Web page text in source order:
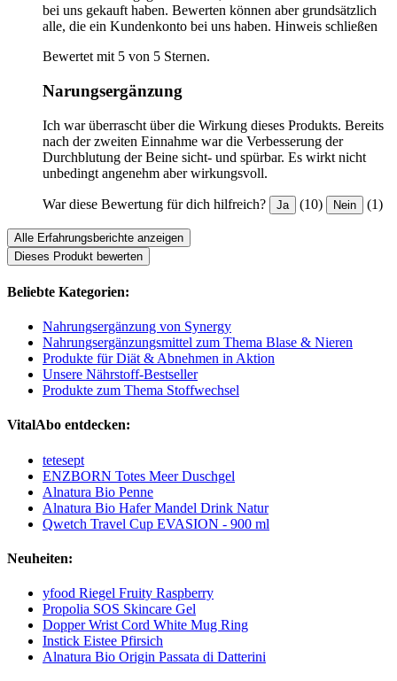
bei uns gekauft haben. Bewerten können aber grundsätzlich
alle, die ein Kundenkonto bei uns haben. Hinweis schließen
Bewertet mit 5 von 5 Sternen.
Narungsergänzung
Ich war überrascht über die Wirkung dieses Produkts. Bereits
nach der zweiten Einnahme war die Verbesserung der
Durchblutung der Beine sicht- und spürbar. Es wirkt nicht
unbedingt angenehm aber wirkungsvoll.
War diese Bewertung für dich hilfreich? Ja (10) Nein (1)
Alle Erfahrungsberichte anzeigen
Dieses Produkt bewerten
Beliebte Kategorien:
Nahrungsergänzung von Synergy
Nahrungsergänzungsmittel zum Thema Blase & Nieren
Produkte für Diät & Abnehmen in Aktion
Unsere Nährstoff-Bestseller
Produkte zum Thema Stoffwechsel
VitalAbo entdecken:
tetesept
ENZBORN Totes Meer Duschgel
Alnatura Bio Penne
Alnatura Bio Hafer Mandel Drink Natur
Qwetch Travel Cup EVASION - 900 ml
Neuheiten:
yfood Riegel Fruity Raspberry
Propolia SOS Skincare Gel
Dopper Wrist Cord White Mug Ring
Instick Eistee Pfirsich
Alnatura Bio Origin Passata di Datterini